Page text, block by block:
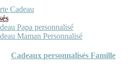
Cadeau
Papa personnalisé
Maman Personnalisé
Cadeaux personnalisés Famille